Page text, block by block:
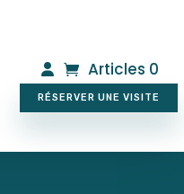
Articles 0
RÉSERVER UNE VISITE